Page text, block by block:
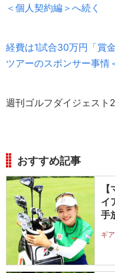
＜個人契約編＞へ続く
経費は1試合30万円「賞
ツアーのスポンサー事情
週刊ゴルフダイジェスト
おすすめ記事
イ
手
ギ